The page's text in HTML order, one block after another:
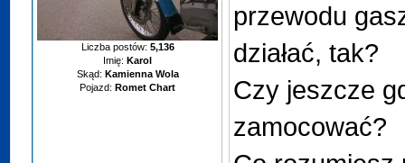
Liczba postów: 5,136
Imię: Karol
Skąd: Kamienna Wola
Pojazd: Romet Chart
przewodu
działać, tak?
Czy jeszcze
zamocować?